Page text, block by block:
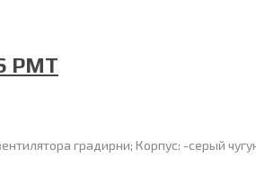
PMT
градирни; Корпус: -серый